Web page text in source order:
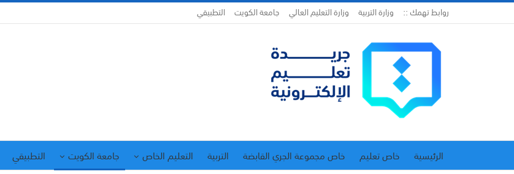
روابط تهمك :: وزارة التربية وزارة التعليم العالي جامعة الكويت التطبيقي
الرئيسية خاص تعليم خاص مجموعة الجري القابضة التربية التعليم الخاص جامعة الكويت التطبيقي